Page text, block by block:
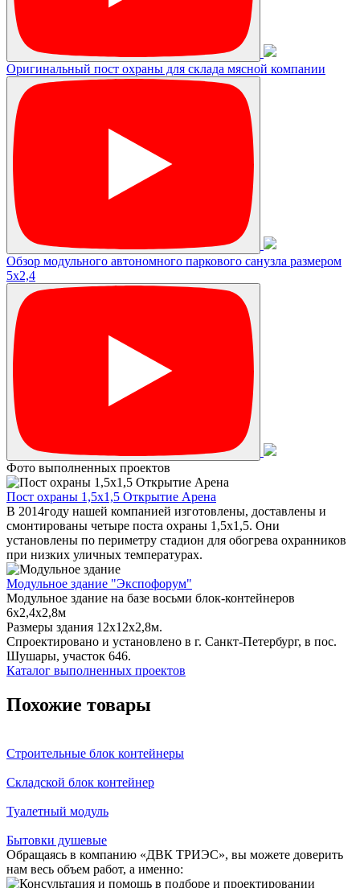
Оригинальный пост охраны для склада мясной компании
Обзор модульного автономного паркового санузла размером
5х2,4
Фото выполненных проектов
Пост охраны 1,5х1,5 Открытие Арена
В 2014году нашей компанией изготовлены, доставлены и
смонтированы четыре поста охраны 1,5х1,5. Они
установлены по периметру стадион для обогрева охранников
при низких уличных температурах.
Модульное здание "Экспофорум"
Модульное здание на базе восьми блок-контейнеров
6x2,4x2,8м
Размеры здания 12х12х2,8м.
Спроектировано и установлено в г. Санкт-Петербург, в пос.
Шушары, участок 646.
Каталог выполненных проектов
Похожие товары
Строительные блок контейнеры
Складской блок контейнер
Туалетный модуль
Бытовки душевые
Обращаясь в компанию «ДВК ТРИЭС», вы можете доверить
нам весь объем работ, а именно: